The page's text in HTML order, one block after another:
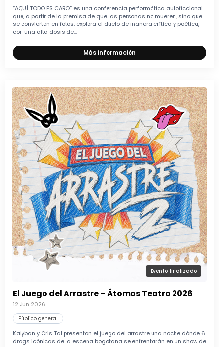
“AQUÍ TODO ES CARO” es una conferencia performática autoficcional
que, a partir de la premisa de que las personas no mueren, sino que
se convierten en fotos, explora el duelo de manera crítica y poética,
con una alta dosis de...
Más información
Evento finalizado
El Juego del Arrastre – Átomos Teatro 2026
12 Jun 2026
Público general
Kalyban y Cris Tal presentan el juego del arrastre una noche dónde 6
drags icónicas de la escena bogotana se enfrentarán en un show de